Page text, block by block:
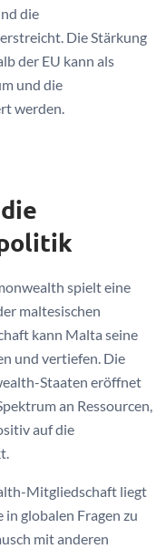
die
Die Stärkung
der EU kann als
und die
werden.
spielt eine
maltesischen
kann Malta seine
und vertiefen. Die
Staaten eröffnet
an Ressourcen,
auf die
Mitgliedschaft liegt
globalen Fragen zu
mit anderen